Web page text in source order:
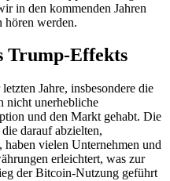
in den kommenden Jahren
hören werden.
Trump-Effekts
Jahre, insbesondere die
nicht unerhebliche
und den Markt gehabt. Die
darauf abzielten,
haben vielen Unternehmen und
erleichtert, was zur
der Bitcoin-Nutzung geführt